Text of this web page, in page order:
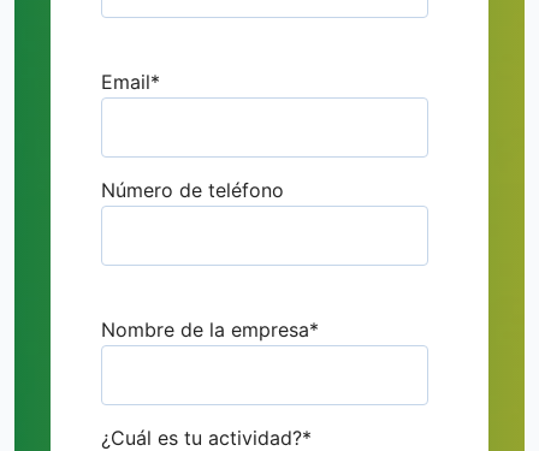
Email*
Número de teléfono
Nombre de la empresa*
¿Cuál es tu actividad?*